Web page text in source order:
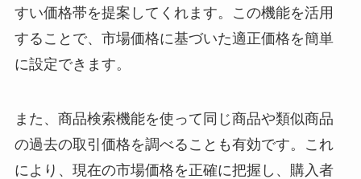
すい価格帯を提案してくれます。この機能を活用
することで、市場価格に基づいた適正価格を簡単
に設定できます。
また、商品検索機能を使って同じ商品や類似商品
の過去の取引価格を調べることも有効です。これ
により、現在の市場価格を正確に把握し、購入者